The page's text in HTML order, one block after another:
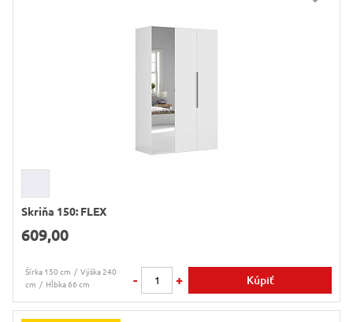
Skriňa 150: FLEX
609,00
Šírka 150 cm
Výška 240
cm
Hĺbka 66 cm - + Kúpiť